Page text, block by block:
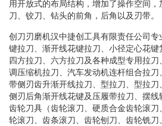
用开放式的布局结构，增加了操作空间
刀、铰刀、钻头的前角，后角以及刃带。
创刀刃磨机汉中捷创工具有限责任公司
键拉刀、渐开线花键拉刀、小径定心花
四方拉刀、六方拉刀及各种成型专用拉
调压缩机拉刀、汽车发动机连杆组合拉刀
带侧刃齿升渐开线拉刀、型拉刀、型拉
侧刃后角渐开线花键及压履带拉刀、摆
齿轮刀具（齿轮滚刀、硬质合金齿轮滚
轮滚刀、齿条滚刀、齿轮刨刀、齿轮铣